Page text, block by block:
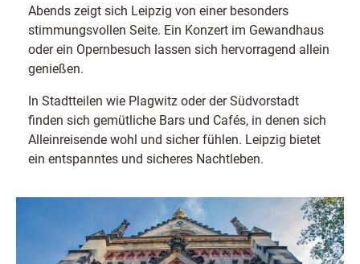
Abends zeigt sich Leipzig von einer besonders
stimmungsvollen Seite. Ein Konzert im Gewandhaus
oder ein Opernbesuch lassen sich hervorragend allein
genießen.
In Stadtteilen wie Plagwitz oder der Südvorstadt
finden sich gemütliche Bars und Cafés, in denen sich
Alleinreisende wohl und sicher fühlen. Leipzig bietet
ein entspanntes und sicheres Nachtleben.